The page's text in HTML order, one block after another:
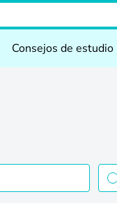
Consejos de estudio